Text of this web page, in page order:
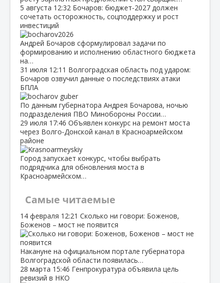
5 августа 12:32 Бочаров: бюджет‑2027 должен
сочетать осторожность, соцподдержку и рост
инвестиций
Андрей Бочаров сформулировал задачи по
формированию и исполнению областного бюджета
на…
31 июля 12:11 Волгоградская область под ударом:
Бочаров озвучил данные о последствиях атаки
БПЛА
По данным губернатора Андрея Бочарова, ночью
подразделения ПВО Минобороны России…
29 июля 17:46 Объявлен конкурс на ремонт моста
через Волго‑Донской канал в Красноармейском
районе
Город запускает конкурс, чтобы выбрать
подрядчика для обновления моста в
Красноармейском…
Самые читаемые
14 февраля 12:21 Сколько ни говори: Боженов,
Боженов – мост не появится
Накануне на официальном портале губернатора
Волгоградской области появилась…
28 марта 15:46 Генпрокуратура объявила цель
ревизий в НКО